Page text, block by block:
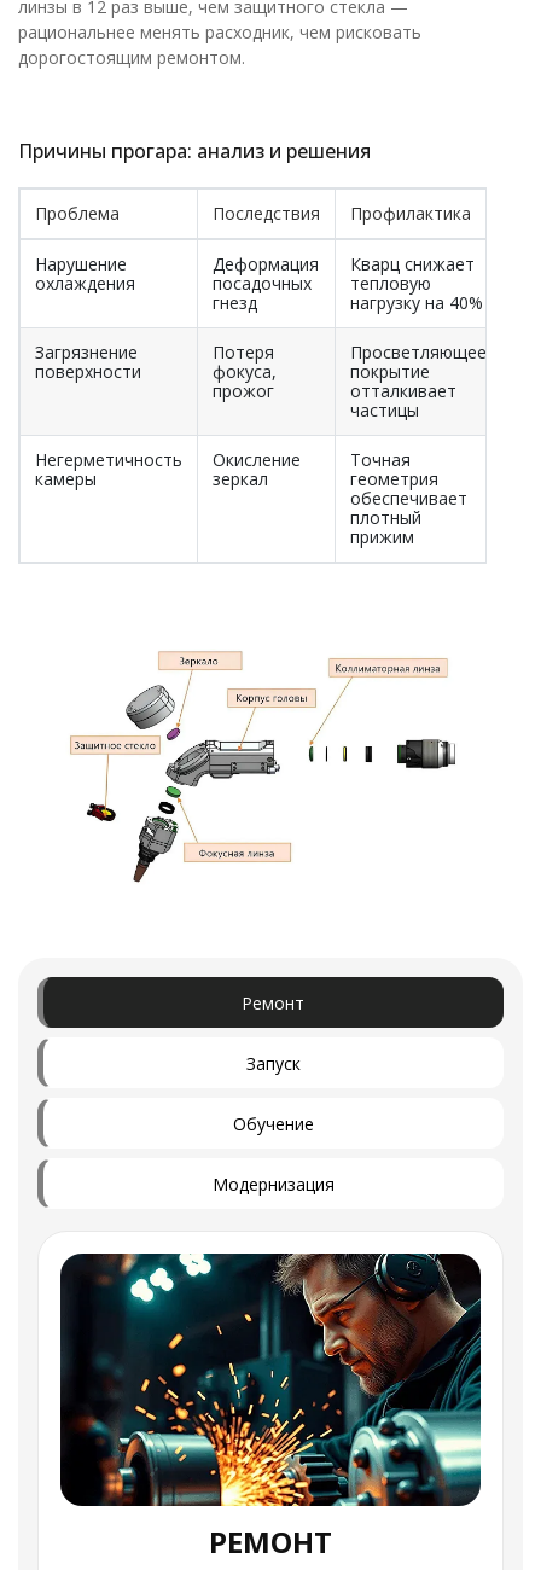
линзы в 12 раз выше, чем защитного стекла —
рациональнее менять расходник, чем рисковать
дорогостоящим ремонтом.
Причины прогара: анализ и решения
Проблема Последствия Профилактика
Нарушение
охлаждения
Деформация
посадочных
гнезд
Кварц снижает
тепловую
нагрузку на 40%
Загрязнение
поверхности
Потеря
фокуса,
прожог
Просветляющее
покрытие
отталкивает
частицы
Негерметичность
камеры
Окисление
зеркал
Точная
геометрия
обеспечивает
плотный
прижим
Ремонт
Запуск
Обучение
Модернизация
РЕМОНТ